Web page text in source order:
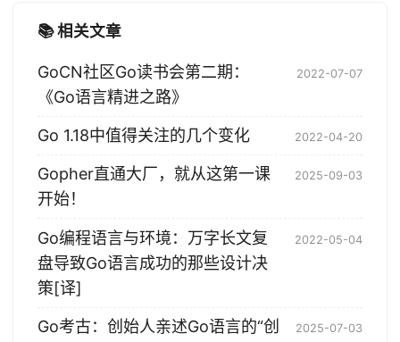
📚 相关文章
GoCN社区Go读书会第二期：
《Go语言精进之路》
2022-07-07
Go 1.18中值得关注的几个变化 2022-04-20
Gopher直通大厂，就从这第一课
开始！
2025-09-03
Go编程语言与环境：万字长文复
盘导致Go语言成功的那些设计决
策[译]
2022-05-04
Go考古：创始人亲述Go语言的“创 2025-07-03